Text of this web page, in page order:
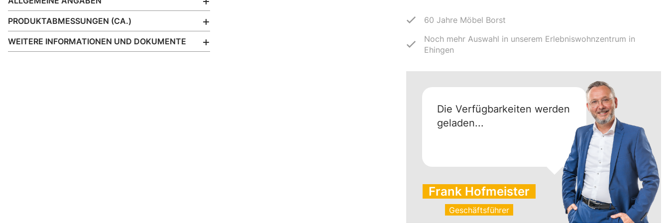
PRODUKTABMESSUNGEN (CA.)
WEITERE INFORMATIONEN UND DOKUMENTE
60 Jahre Möbel Borst
Noch mehr Auswahl in unserem Erlebniswohnzentrum in
Ehingen
Die Verfügbarkeiten werden
geladen...
Frank Hofmeister
Geschäftsführer